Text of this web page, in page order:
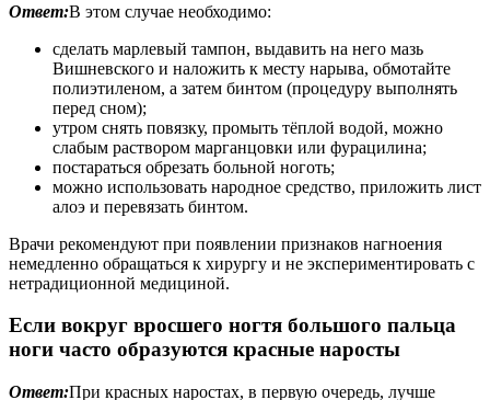
Ответ:В этом случае необходимо:
сделать марлевый тампон, выдавить на него мазь
Вишневского и наложить к месту нарыва, обмотайте
полиэтиленом, а затем бинтом (процедуру выполнять
перед сном);
утром снять повязку, промыть тёплой водой, можно
слабым раствором марганцовки или фурацилина;
постараться обрезать больной ноготь;
можно использовать народное средство, приложить лист
алоэ и перевязать бинтом.
Врачи рекомендуют при появлении признаков нагноения
немедленно обращаться к хирургу и не экспериментировать с
нетрадиционной медициной.
Если вокруг вросшего ногтя большого пальца
ноги часто образуются красные наросты
Ответ:При красных наростах, в первую очередь, лучше